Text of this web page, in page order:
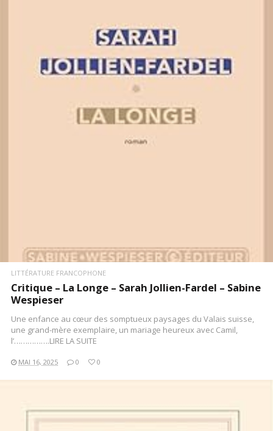
LIRE LA SUITE
LITTÉRATURE FRANCOPHONE
Critique – La Longe – Sarah Jollien-Fardel – Sabine
Wespieser
Une enfance au cœur des somptueux paysages du Valais suisse,
une grand-mère exemplaire, un mariage heureux avec Camil,
l’…………….LIRE LA SUITE
MAI 16, 2025 0 0